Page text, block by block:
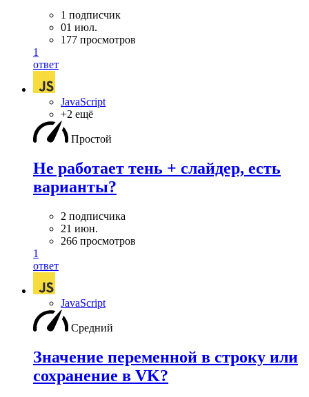
1 подписчик
01 июл.
177 просмотров
1
ответ
JavaScript
+2 ещё
Простой
Не работает тень + слайдер, есть
варианты?
2 подписчика
21 июн.
266 просмотров
1
ответ
JavaScript
Средний
Значение переменной в строку или
сохранение в VK?